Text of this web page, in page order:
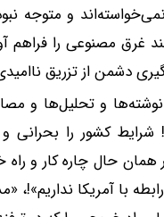
و متوجه
غرق مصنوعی را فراهم
دشمن از تزریق
نوشته‌ها و تحلیل‌ها و
شرایط کشور را بحرانی
حال چاره کار و
با آمریکا نداریم‌»!،